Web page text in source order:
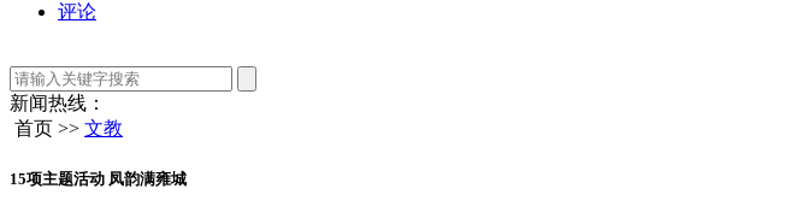
评论
新闻热线：
首页 >> 文教
15项主题活动 凤韵满雍城